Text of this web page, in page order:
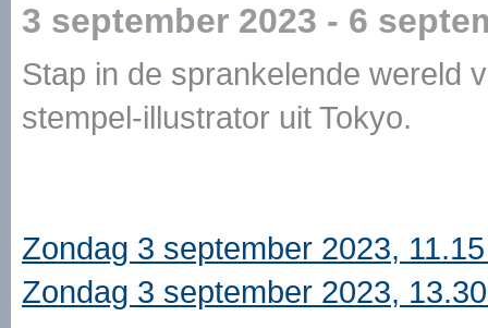
3 september 2023 - 6
Stap in de sprankelende wereld
stempel-illustrator uit Tokyo.
Zondag 3 september 2023,
Zondag 3 september 2023,